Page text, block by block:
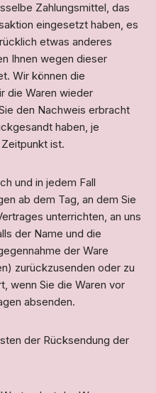
Zahlungsmittel, das
eingesetzt haben, es
etwas anderes
Ihnen wegen dieser
Wir können die
die Waren wieder
den Nachweis erbracht
haben, je
ist.
und in jedem Fall
ab dem Tag, an dem Sie
unterrichten, an uns
der Name und die
der Ware
zurückzusenden oder zu
wenn Sie die Waren vor
absenden.
der Rücksendung der